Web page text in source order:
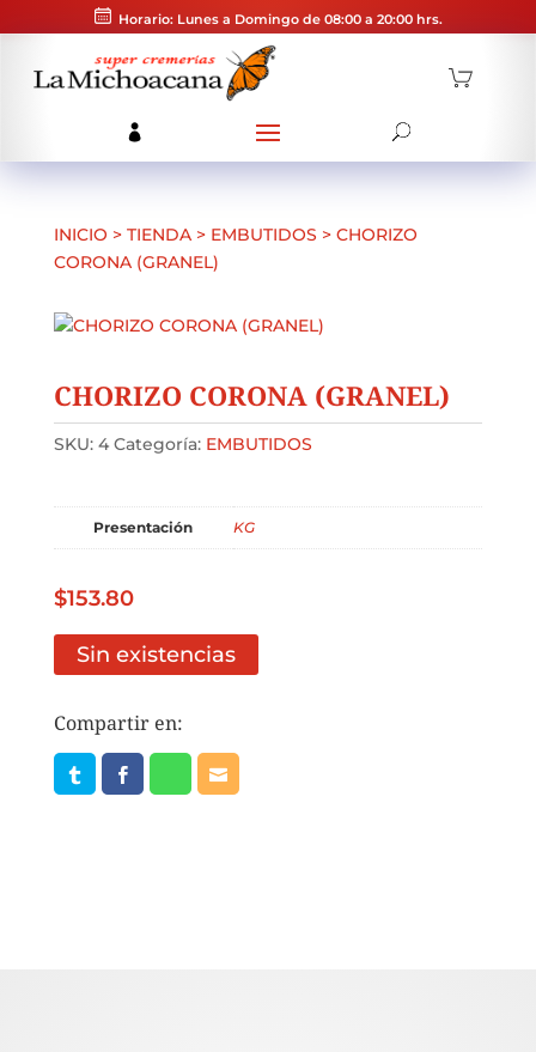
Horario: Lunes a Domingo de 08:00 a 20:00 hrs.
INICIO > TIENDA> EMBUTIDOS > CHORIZO
CORONA (GRANEL)
CHORIZO CORONA (GRANEL)
SKU: 4 Categoría: EMBUTIDOS
Presentación KG
$153.80
Sin existencias
Compartir en: